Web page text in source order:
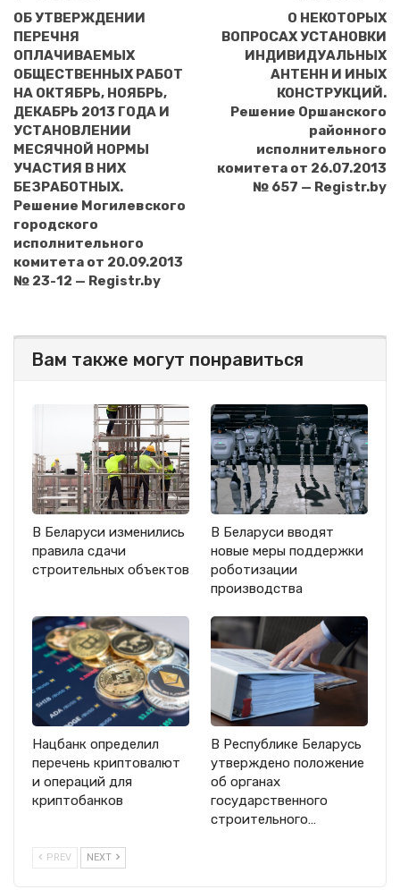
ОБ УТВЕРЖДЕНИИ
ПЕРЕЧНЯ
ОПЛАЧИВАЕМЫХ
ОБЩЕСТВЕННЫХ РАБОТ
НА ОКТЯБРЬ, НОЯБРЬ,
ДЕКАБРЬ 2013 ГОДА И
УСТАНОВЛЕНИИ
МЕСЯЧНОЙ НОРМЫ
УЧАСТИЯ В НИХ
БЕЗРАБОТНЫХ.
Решение Могилевского
городского
исполнительного
комитета от 20.09.2013
№ 23-12 — Registr.by
О НЕКОТОРЫХ
ВОПРОСАХ УСТАНОВКИ
ИНДИВИДУАЛЬНЫХ
АНТЕНН И ИНЫХ
КОНСТРУКЦИЙ.
Решение Оршанского
районного
исполнительного
комитета от 26.07.2013
№ 657 — Registr.by
Вам также могут понравиться
В Беларуси изменились
правила сдачи
строительных объектов
В Беларуси вводят
новые меры поддержки
роботизации
производства
Нацбанк определил
перечень криптовалют
и операций для
криптобанков
В Республике Беларусь
утверждено положение
об органах
государственного
строительного…
PREV NEXT